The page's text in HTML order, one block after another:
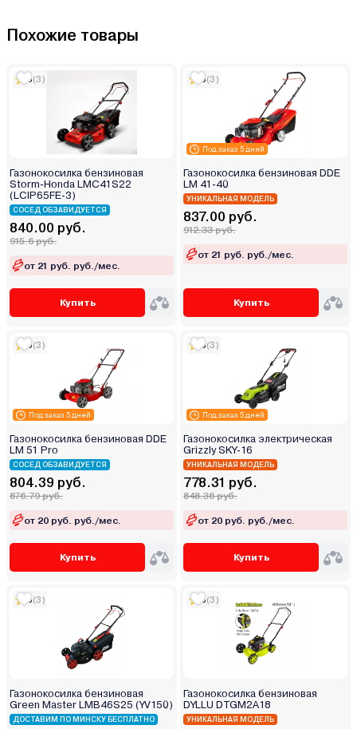
Похожие товары
5(3)
Газонокосилка бензиновая
Storm-Honda LMC41S22
(LCIP65FE-3)
СОСЕД ОБЗАВИДУЕТСЯ
840.00 руб.
915.6 руб.
от 21 руб. руб./мес.
Купить
Под заказ 5 дней
5(3)
Газонокосилка бензиновая DDE
LM 41-40
УНИКАЛЬНАЯ МОДЕЛЬ
837.00 руб.
912.33 руб.
от 21 руб. руб./мес.
Купить
Под заказ 5 дней
5(3)
Газонокосилка бензиновая DDE
LM 51 Pro
СОСЕД ОБЗАВИДУЕТСЯ
804.39 руб.
876.79 руб.
от 20 руб. руб./мес.
Купить
Под заказ 5 дней
5(3)
Газонокосилка электрическая
Grizzly SKY-16
УНИКАЛЬНАЯ МОДЕЛЬ
778.31 руб.
848.36 руб.
от 20 руб. руб./мес.
Купить
5(3)
Газонокосилка бензиновая
Green Master LMB46S25 (YV150)
ДОСТАВИМ ПО МИНСКУ БЕСПЛАТНО
5(3)
Газонокосилка бензиновая
DYLLU DTGM2A18
УНИКАЛЬНАЯ МОДЕЛЬ